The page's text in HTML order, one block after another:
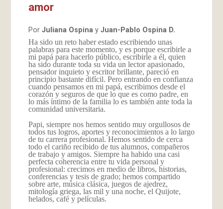
amor
Por Juliana Ospinay Juan-Pablo Ospina D.
Ha sido un reto haber estado escribiendo unas
palabras para este momento, y es porque escribirle a
mi papá para hacerlo público, escribirle a él, quien
ha sido durante toda su vida un lector apasionado,
pensador inquieto y escritor brillante, pareció en
principio bastante difícil. Pero entrando en confianza
cuando pensamos en mi papá, escribimos desde el
corazón y seguros de que lo que es como padre, en
lo más íntimo de la familia lo es también ante toda la
comunidad universitaria.
Papi, siempre nos hemos sentido muy orgullosos de
todos tus logros, aportes y reconocimientos a lo largo
de tu carrera profesional. Hemos sentido de cerca
todo el cariño recibido de tus alumnos, compañeros
de trabajo y amigos. Siempre ha habido una casi
perfecta coherencia entre tu vida personal y
profesional: crecimos en medio de libros, historias,
conferencias y tesis de grado; hemos compartido
sobre arte, música clásica, juegos de ajedrez,
mitología griega, las mil y una noche, el Quijote,
helados, café y películas.